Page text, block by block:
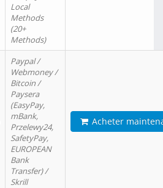
Local
Methods
(20+
Methods)
Paypal /
Webmoney /
Bitcoin /
Paysera
(EasyPay,
mBank,
Przelewy24,
SafetyPay,
EUROPEAN
Bank
Transfer) /
Skrill
Acheter